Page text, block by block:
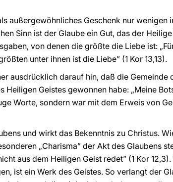
außergewöhnliches Geschenk nur wenigen
Sinn ist der Glaube ein Gut, das der
von denen die größte die Liebe ist:
unter ihnen ist die Liebe” (1 Kor 13,13).
ausdrücklich darauf hin, daß die Gemeinde
Heiligen Geistes gewonnen habe: „Meine
Worte, sondern war mit dem Erweis von
und wirkt das Bekenntnis zu Christus.
„Charisma” der Akt des Glaubens
aus dem Heiligen Geist redet” (1 Kor
ist ein Werk des Geistes. So verlangt der